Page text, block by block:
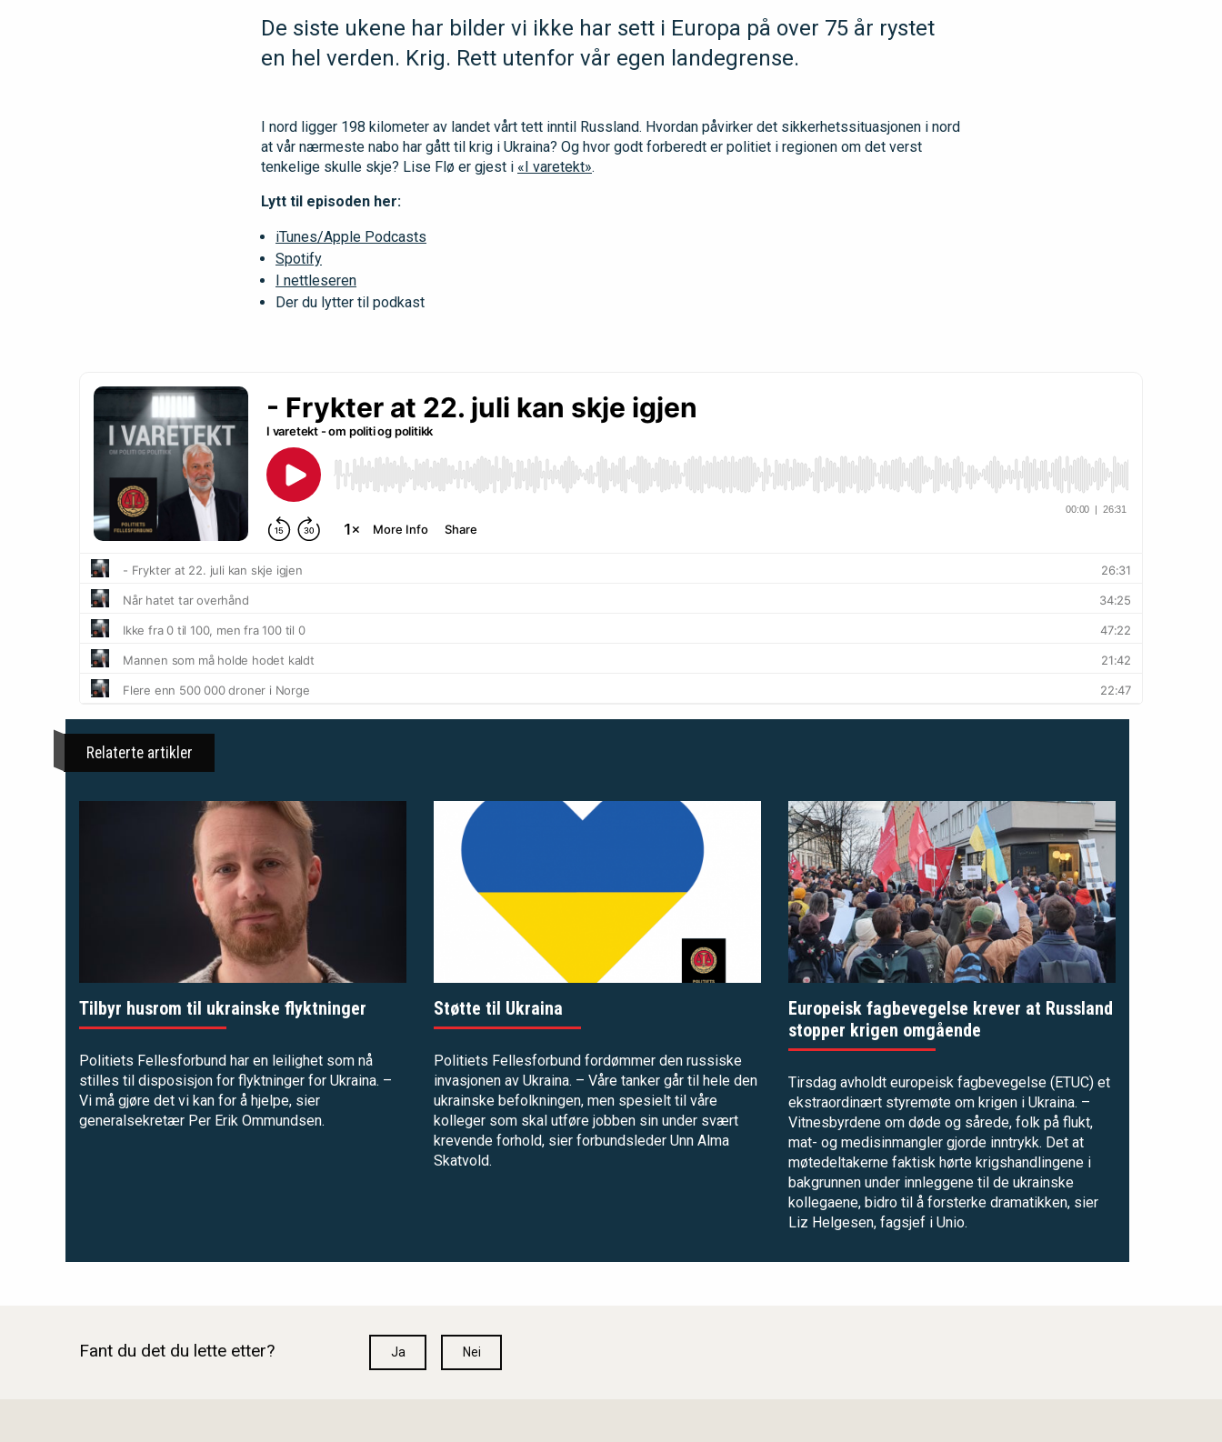
De siste ukene har bilder vi ikke har sett i Europa på over 75 år rystet
en hel verden. Krig. Rett utenfor vår egen landegrense.
I nord ligger 198 kilometer av landet vårt tett inntil Russland. Hvordan påvirker det sikkerhetssituasjonen i nord
at vår nærmeste nabo har gått til krig i Ukraina? Og hvor godt forberedt er politiet i regionen om det verst
tenkelige skulle skje? Lise Flø er gjest i «I varetekt».
Lytt til episoden her:
iTunes/Apple Podcasts
Spotify
I nettleseren
Der du lytter til podkast
Relaterte artikler
Tilbyr husrom til ukrainske flyktninger
Politiets Fellesforbund har en leilighet som nå
stilles til disposisjon for flyktninger for Ukraina. –
Vi må gjøre det vi kan for å hjelpe, sier
generalsekretær Per Erik Ommundsen.
Støtte til Ukraina
Politiets Fellesforbund fordømmer den russiske
invasjonen av Ukraina. – Våre tanker går til hele den
ukrainske befolkningen, men spesielt til våre
kolleger som skal utføre jobben sin under svært
krevende forhold, sier forbundsleder Unn Alma
Skatvold.
Europeisk fagbevegelse krever at Russland
stopper krigen omgående
Tirsdag avholdt europeisk fagbevegelse (ETUC) et
ekstraordinært styremøte om krigen i Ukraina. –
Vitnesbyrdene om døde og sårede, folk på flukt,
mat- og medisinmangler gjorde inntrykk. Det at
møtedeltakerne faktisk hørte krigshandlingene i
bakgrunnen under innleggene til de ukrainske
kollegaene, bidro til å forsterke dramatikken, sier
Liz Helgesen, fagsjef i Unio.
Fant du det du lette etter? Ja Nei